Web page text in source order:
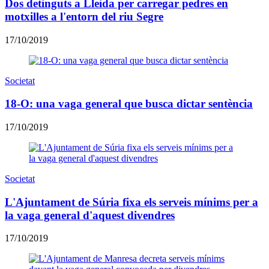
Dos detinguts a Lleida per carregar pedres en
motxilles a l'entorn del riu Segre
17/10/2019
Societat
18-O: una vaga general que busca dictar sentència
17/10/2019
Societat
L'Ajuntament de Súria fixa els serveis mínims per a
la vaga general d'aquest divendres
17/10/2019